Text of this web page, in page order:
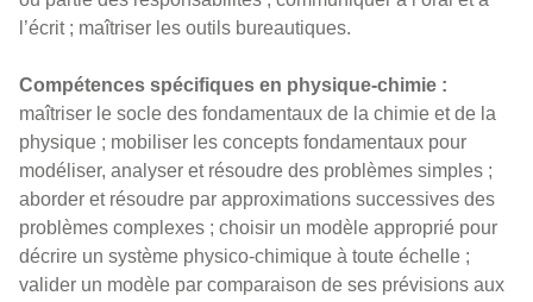
l’écrit ; maîtriser les outils bureautiques.
Compétences spécifiques en physique-chimie :
maîtriser le socle des fondamentaux de la chimie et de la
physique ; mobiliser les concepts fondamentaux pour
modéliser, analyser et résoudre des problèmes simples ;
aborder et résoudre par approximations successives des
problèmes complexes ; choisir un modèle approprié pour
décrire un système physico-chimique à toute échelle ;
valider un modèle par comparaison de ses prévisions aux